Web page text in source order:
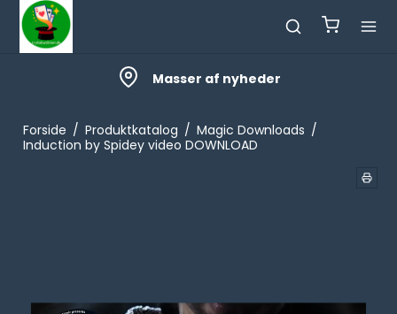
Masser af nyheder
Forside / Produktkatalog / Magic Downloads /
Induction by Spidey video DOWNLOAD